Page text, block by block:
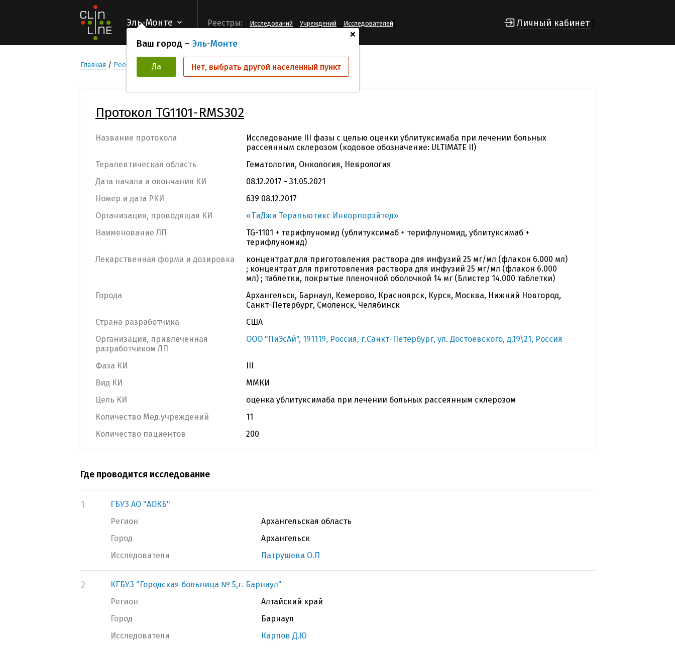
Эль-Монте
+
Ваш город – Эль-Монте
Да Нет, выбрать другой населенный пункт
Реестры: Исследований Учреждений Исследователей Личный кабинет
Главная Реестр Клинических исследований TG1101-RMS302
Протокол TG1101-RMS302
Название протокола
Исследование III фазы с целью оценки ублитуксимаба при лечении больных
рассеянным склерозом (кодовое обозначение: ULTIMATE II)
Терапевтическая область
Гематология, Онкология, Неврология
Дата начала и окончания КИ
08.12.2017 - 31.05.2021
Номер и дата РКИ
639 08.12.2017
Организация, проводящая КИ
«ТиДжи Терапьютикс Инкорпорэйтед»
Наименование ЛП
TG-1101 + терифлуномид (ублитуксимаб + терифлуномид, ублитуксимаб +
терифлуномид)
Лекарственная форма и дозировка
концентрат для приготовления раствора для инфузий 25 мг/мл (флакон 6.000 мл)
; концентрат для приготовления раствора для инфузий 25 мг/мл (флакон 6.000
мл) ; таблетки, покрытые пленочной оболочкой 14 мг (Блистер 14.000 таблетки)
Города
Архангельск, Барнаул, Кемерово, Красноярск, Курск, Москва, Нижний Новгород,
Санкт-Петербург, Смоленск, Челябинск
Страна разработчика
США
Организация, привлеченная
разработчиком ЛП
ООО "ПиЭсАй", 191119, Россия, г.Санкт-Петербург, ул. Достоевского, д.19\21, Россия
Фаза КИ
III
Вид КИ
ММКИ
Цель КИ
оценка ублитуксимаба при лечении больных рассеянным склерозом
Количество Мед.учреждений
11
Количество пациентов
200
Где проводится исследование
1
ГБУЗ АО "АОКБ"
Регион
Архангельская область
Город
Архангельск
Исследователи
Патрушева О.П
2
КГБУЗ "Городская больница № 5,г. Барнаул"
Регион
Алтайский край
Город
Барнаул
Исследователи
Карпов Д.Ю